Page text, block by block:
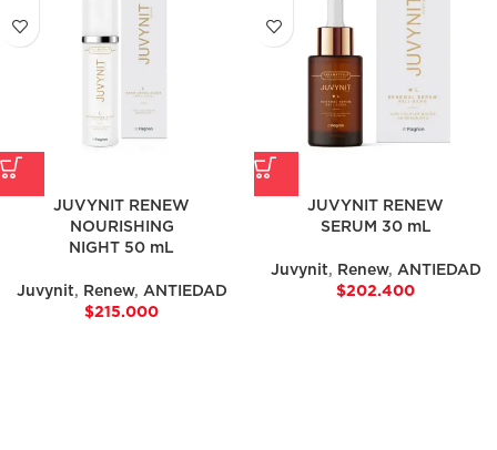
JUVYNIT RENEW
NOURISHING
NIGHT 50 mL
Juvynit, Renew, ANTIEDAD
$215.000
JUVYNIT RENEW
SERUM 30 mL
Juvynit, Renew, ANTIEDAD
$202.400